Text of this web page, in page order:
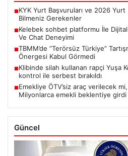
■KYK Yurt Başvuruları ve 2026
Bilmeniz Gerekenler
■Kelebek sohbet platformu İle
Ve Chat Deneyimi
■TBMM’de “Terörsüz Türkiye”
Önergesi Kabul Görmedi
■Klibinde silah kullanan rapçi Yuşa
kontrol ile serbest bırakıldı
■Emekliye ÖTV’siz araç verilecek mi,
Milyonlarca emekli beklentiye girdi
Güncel